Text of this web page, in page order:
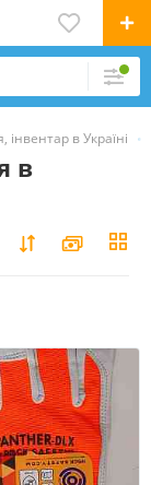
в Україні
в